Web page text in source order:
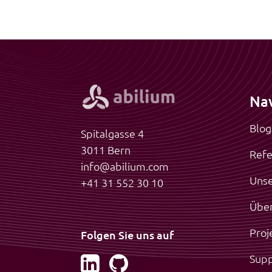
Spitalgasse 4
3011 Bern
info@abilium.com
+41 31 552 30 10
Folgen Sie uns auf